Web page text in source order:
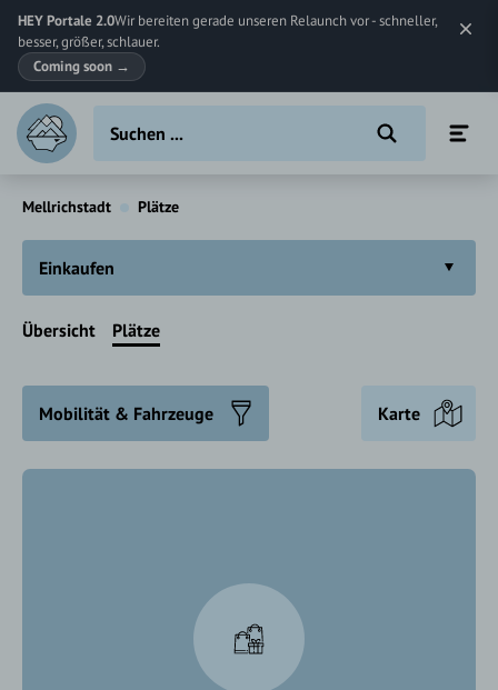
HEY Portale 2.0Wir bereiten gerade unseren Relaunch vor - schneller,
besser, größer, schlauer.
Coming soon →
Mellrichstadt Plätze
Einkaufen
Übersicht Plätze
Mobilität & Fahrzeuge Karte